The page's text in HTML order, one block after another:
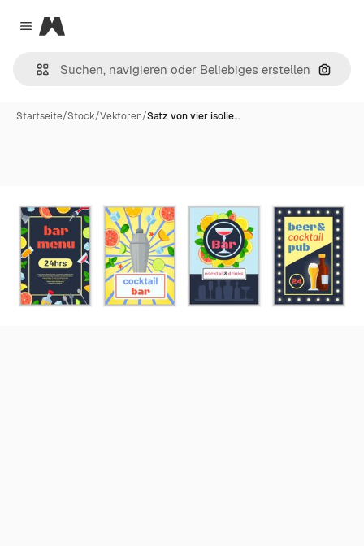
Close menu
Magnific
Nach
Startseite/Stock/Vektoren/Satz von vier isolie…